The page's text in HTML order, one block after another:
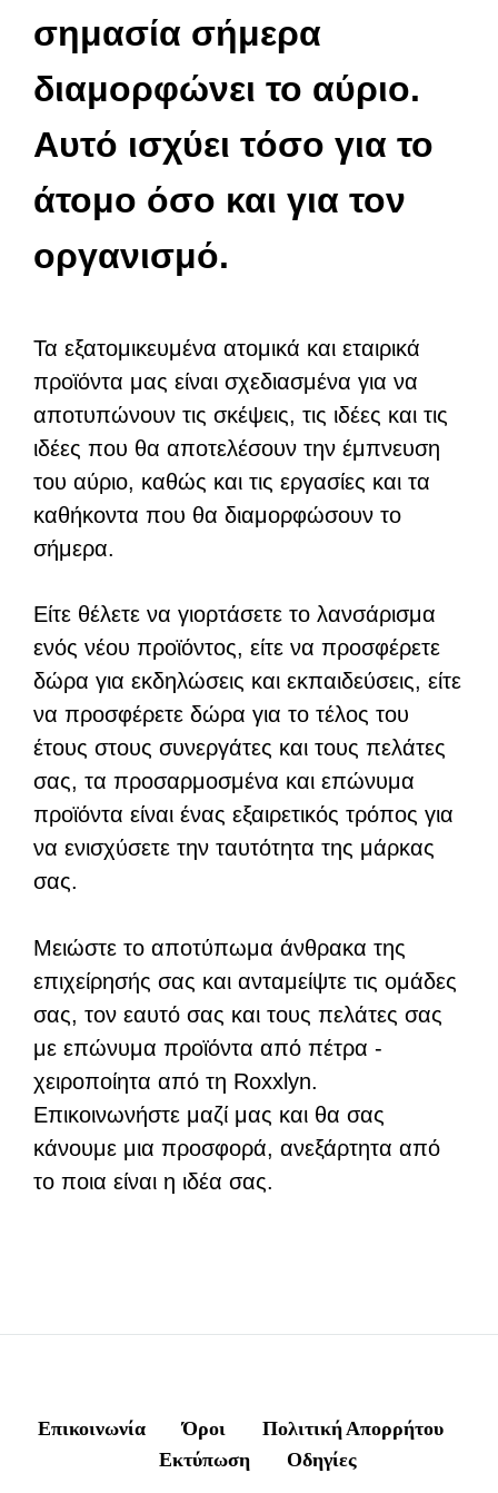
σημασία σήμερα
διαμορφώνει το αύριο.
Αυτό ισχύει τόσο για το
άτομο όσο και για τον
οργανισμό.
Τα εξατομικευμένα ατομικά και εταιρικά
προϊόντα μας είναι σχεδιασμένα για να
αποτυπώνουν τις σκέψεις, τις ιδέες και τις
ιδέες που θα αποτελέσουν την έμπνευση
του αύριο, καθώς και τις εργασίες και τα
καθήκοντα που θα διαμορφώσουν το
σήμερα.
Είτε θέλετε να γιορτάσετε το λανσάρισμα
ενός νέου προϊόντος, είτε να προσφέρετε
δώρα για εκδηλώσεις και εκπαιδεύσεις, είτε
να προσφέρετε δώρα για το τέλος του
έτους στους συνεργάτες και τους πελάτες
σας, τα προσαρμοσμένα και επώνυμα
προϊόντα είναι ένας εξαιρετικός τρόπος για
να ενισχύσετε την ταυτότητα της μάρκας
σας.
Μειώστε το αποτύπωμα άνθρακα της
επιχείρησής σας και ανταμείψτε τις ομάδες
σας, τον εαυτό σας και τους πελάτες σας
με επώνυμα προϊόντα από πέτρα -
χειροποίητα από τη Roxxlyn.
Επικοινωνήστε μαζί μας και θα σας
κάνουμε μια προσφορά, ανεξάρτητα από
το ποια είναι η ιδέα σας.
Επικοινωνία Όροι
Πολιτική Απορρήτου
Εκτύπωση
Οδηγίες